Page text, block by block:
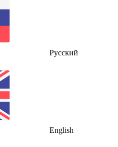
Русский
English